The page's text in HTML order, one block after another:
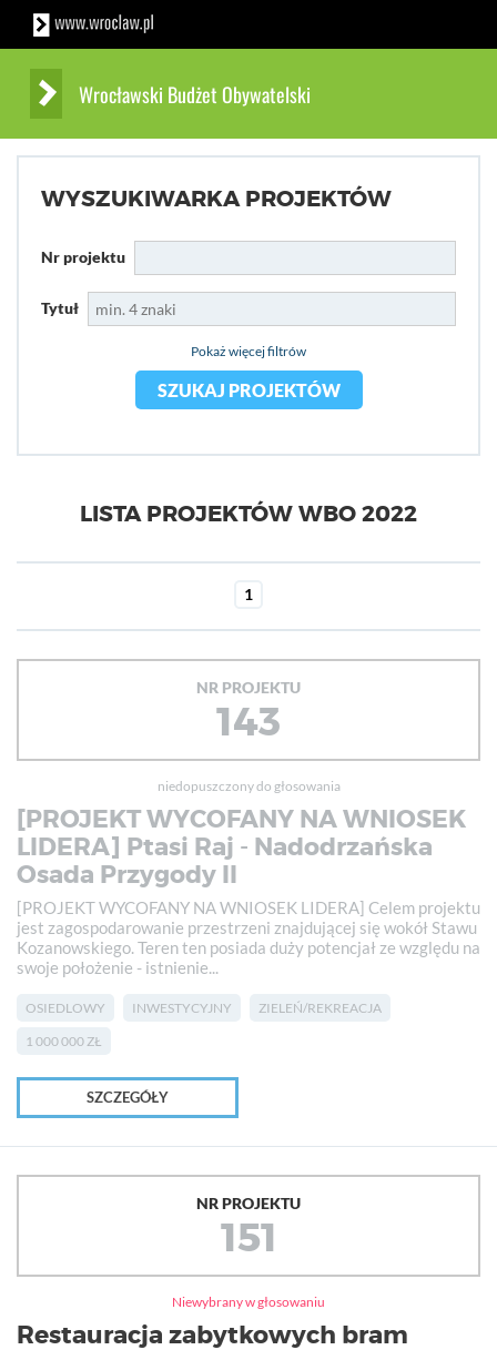
Wrocławski Budżet Obywatelski
WYSZUKIWARKA PROJEKTÓW
Nr projektu
Tytuł
Pokaż więcej filtrów
SZUKAJ PROJEKTÓW
LISTA PROJEKTÓW WBO 2022
1
NR PROJEKTU
143
niedopuszczony do głosowania
[PROJEKT WYCOFANY NA WNIOSEK
LIDERA] Ptasi Raj - Nadodrzańska
Osada Przygody II
[PROJEKT WYCOFANY NA WNIOSEK LIDERA] Celem projektu
jest zagospodarowanie przestrzeni znajdującej się wokół Stawu
Kozanowskiego. Teren ten posiada duży potencjał ze względu na
swoje położenie - istnienie...
OSIEDLOWY INWESTYCYJNY
ZIELEŃ/REKREACJA
1 000 000 ZŁ
SZCZEGÓŁY
NR PROJEKTU
151
Niewybrany w głosowaniu
Restauracja zabytkowych bram